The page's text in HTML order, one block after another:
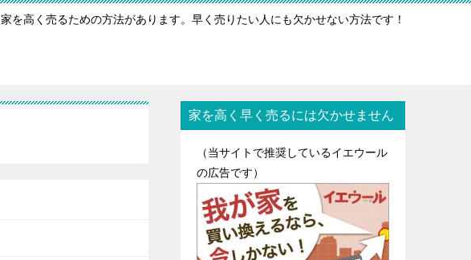
家を高く売るための方法があります。早く売りたい人にも欠かせない方法です！
家を高く早く売るには欠かせません
（当サイトで推奨しているイエウール
の広告です）